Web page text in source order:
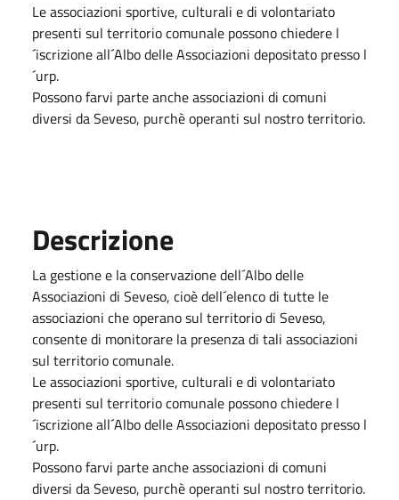
Le associazioni sportive, culturali e di volontariato
presenti sul territorio comunale possono chiedere l
´iscrizione all´Albo delle Associazioni depositato presso l
´urp.
Possono farvi parte anche associazioni di comuni
diversi da Seveso, purchè operanti sul nostro territorio.
Descrizione
La gestione e la conservazione dell´Albo delle
Associazioni di Seveso, cioè dell´elenco di tutte le
associazioni che operano sul territorio di Seveso,
consente di monitorare la presenza di tali associazioni
sul territorio comunale.
Le associazioni sportive, culturali e di volontariato
presenti sul territorio comunale possono chiedere l
´iscrizione all´Albo delle Associazioni depositato presso l
´urp.
Possono farvi parte anche associazioni di comuni
diversi da Seveso, purchè operanti sul nostro territorio.